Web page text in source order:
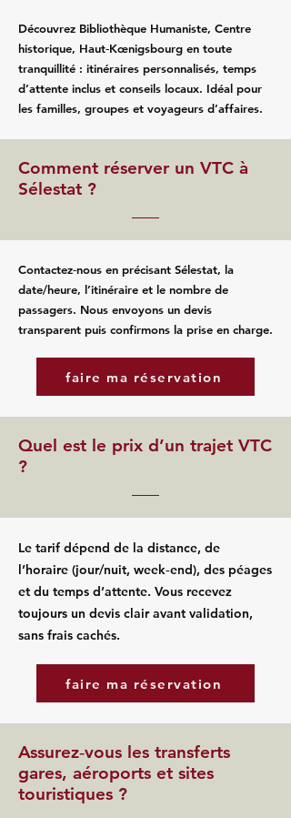
Découvrez Bibliothèque Humaniste, Centre
historique, Haut‑Kœnigsbourg en toute
tranquillité : itinéraires personnalisés, temps
d’attente inclus et conseils locaux. Idéal pour
les familles, groupes et voyageurs d’affaires.
Comment réserver un VTC à
Sélestat ?
Contactez‑nous en précisant Sélestat, la
date/heure, l’itinéraire et le nombre de
passagers. Nous envoyons un devis
transparent puis confirmons la prise en charge.
faire ma réservation
Quel est le prix d’un trajet VTC
?
Le tarif dépend de la distance, de
l’horaire (jour/nuit, week‑end), des péages
et du temps d’attente. Vous recevez
toujours un devis clair avant validation,
sans frais cachés.
faire ma réservation
Assurez‑vous les transferts
gares, aéroports et sites
touristiques ?